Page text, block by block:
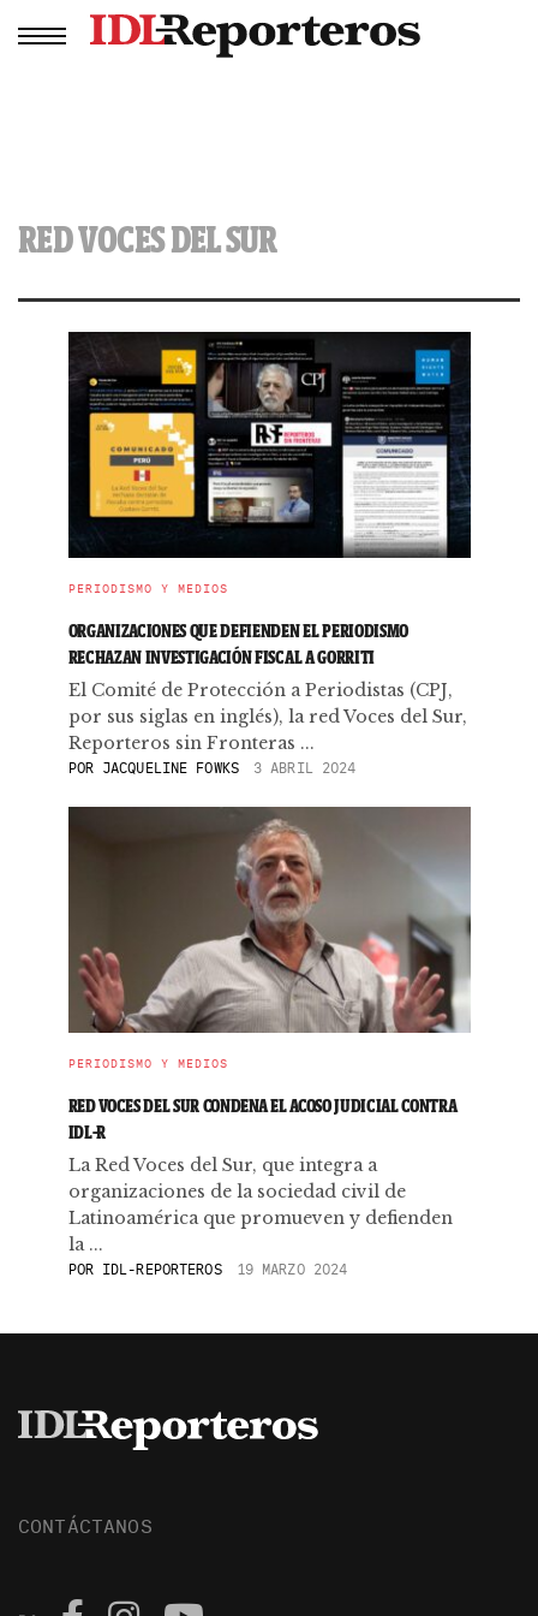
RED VOCES DEL SUR
PERIODISMO Y MEDIOS
ORGANIZACIONES QUE DEFIENDEN EL PERIODISMO
RECHAZAN INVESTIGACIÓN FISCAL A GORRITI
El Comité de Protección a Periodistas (CPJ,
por sus siglas en inglés), la red Voces del Sur,
Reporteros sin Fronteras ...
POR JACQUELINE FOWKS 3 ABRIL 2024
PERIODISMO Y MEDIOS
RED VOCES DEL SUR CONDENA EL ACOSO JUDICIAL CONTRA
IDL-R
La Red Voces del Sur, que integra a
organizaciones de la sociedad civil de
Latinoamérica que promueven y defienden
la ...
POR IDL-REPORTEROS 19 MARZO 2024
CONTÁCTANOS